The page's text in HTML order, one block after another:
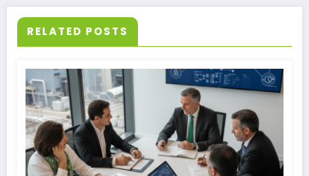
RELATED POSTS